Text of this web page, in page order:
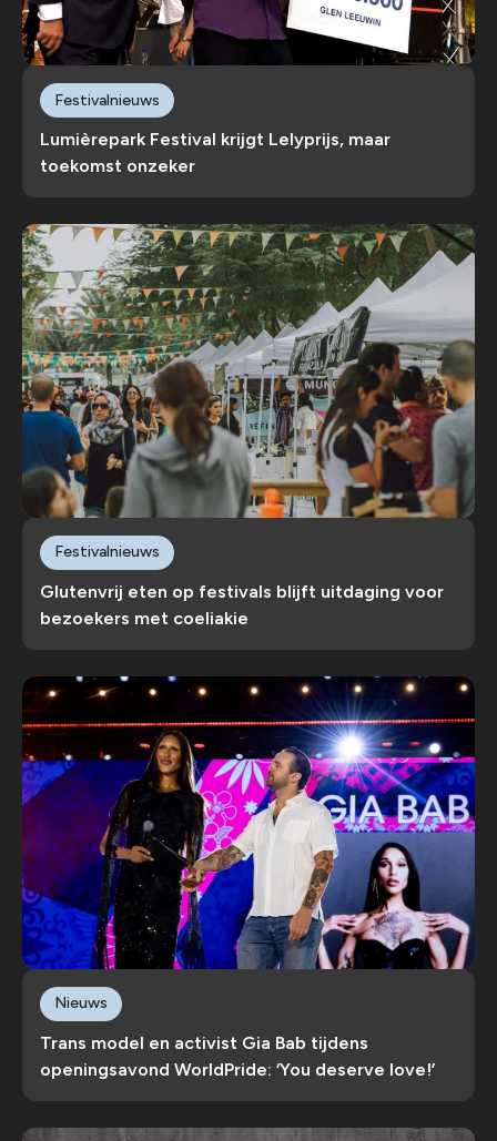
Lumièrepark Festival krijgt Lelyprijs, maar
toekomst onzeker
Festivalnieuws
Glutenvrij eten op festivals blijft uitdaging voor
bezoekers met coeliakie
Festivalnieuws
Trans model en activist Gia Bab tijdens
openingsavond WorldPride: ‘You deserve love!’
Nieuws